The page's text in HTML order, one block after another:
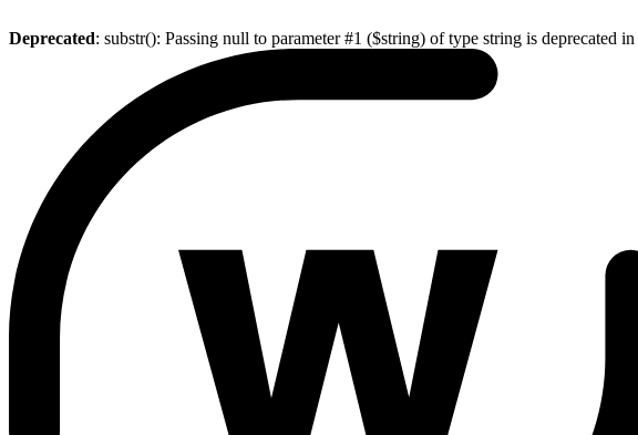
Deprecated: substr(): Passing null to parameter #1 ($string) of type string is deprecated in